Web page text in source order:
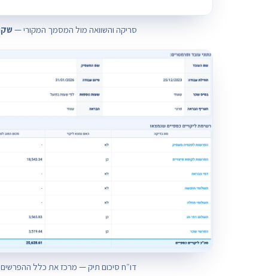
סריקה והשוואה מול המסמך המקורי —
דו״ח סיכום תיק — מרכז את כלל